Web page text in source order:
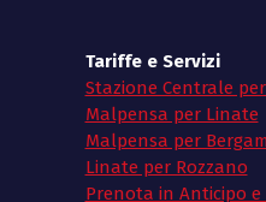
Tariffe e Servizi
Stazione Centrale
Malpensa per Linate
Malpensa per
Linate per Rozzano
Prenota in Anticipo e